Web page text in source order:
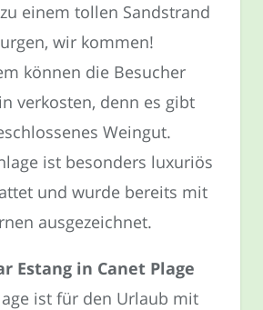
einem tollen Sandstrand
wir kommen!
können die Besucher
verkosten, denn es gibt
Weingut.
ist besonders luxuriös
und wurde bereits mit
ausgezeichnet.
Estang in Canet Plage
ist für den Urlaub mit